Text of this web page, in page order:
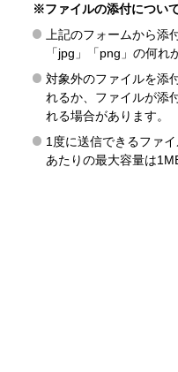
※ファイルの添付につい
上記のフォームから添
「jpg」「png」の何れ
対象外のファイルを添
れるか、ファイルが添
れる場合があります。
1度に送信できるファ
あたりの最大容量は